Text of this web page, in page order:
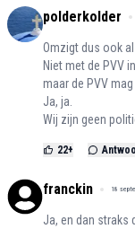
polderkolder
Omzigt dus ook
Niet met de PVV
maar de PVV
Ja, ja.
Wij zijn geen
22+
franckin 18
Ja, en dan straks